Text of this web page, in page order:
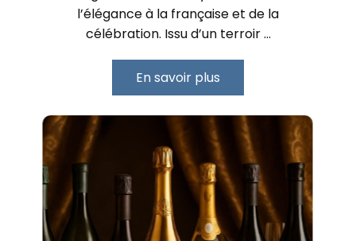
l’élégance à la française et de la
célébration. Issu d’un terroir …
En savoir plus